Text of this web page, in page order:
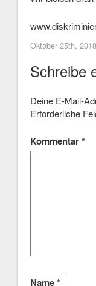
Oktober 25th,
Schreibe
Deine E-Mail-
Erforderliche
Kommentar*
Name*